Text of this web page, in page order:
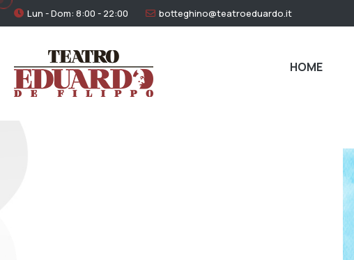
Lun - Dom: 8:00 - 22:00 botteghino@teatroeduardo.it
HOME